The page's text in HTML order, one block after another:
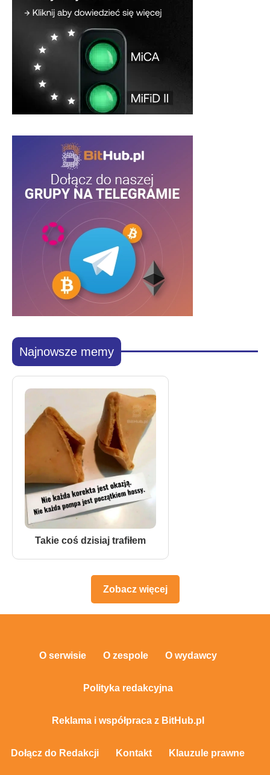
Najnowsze memy
Takie coś dzisiaj trafiłem
Zobacz więcej
O serwisie O zespole O wydawcy
Polityka redakcyjna
Reklama i współpraca z BitHub.pl
Dołącz do Redakcji Kontakt Klauzule prawne